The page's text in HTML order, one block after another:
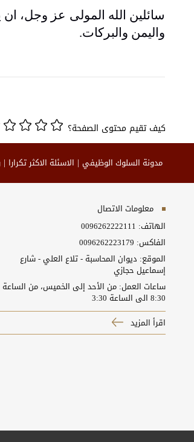
سائلين الله المولى عز وجل، ان
واليمن والبركات.
كيف تقيم محتوى الصفحة؟
مدونة السلوك الوظيفي الاسئلة الاكثر تكرارا
معلومات الاتصال
الهاتف: 0096262222111
الفاكس: 0096262223179
الموقع: ديوان المحاسبة - تلاع العلي - شارع
إسماعيل حجازي
ساعات العمل: من الأحد إلى الخميس، من الساعة
8:30 الى الساعة 3:30
اقرأ المزيد